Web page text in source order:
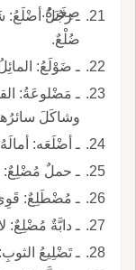
صِغَرَهُ.
ـ رجُلٌ أضْلَعُ:
ضُلْعٌ.
ـ ضَوْلَعُ:
ـ مَضْلوعَةُ:
وشاكَلَ
ـ أضْلَعَه:
ـ حملٌ مُضْلِعٌ:
ـ مُضْطَلِعٌ:
ـ دابَّةٌ مُضْلِعٌ:
ـ تَضْلِيعُ